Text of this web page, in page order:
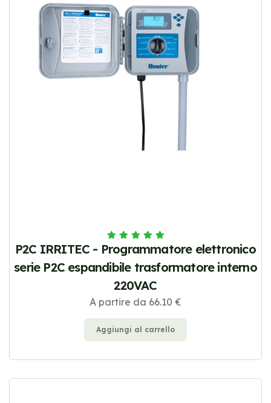
P2C IRRITEC - Programmatore elettronico
serie P2C espandibile trasformatore interno
220VAC
A partire da 66.10 €
Aggiungi al carrello